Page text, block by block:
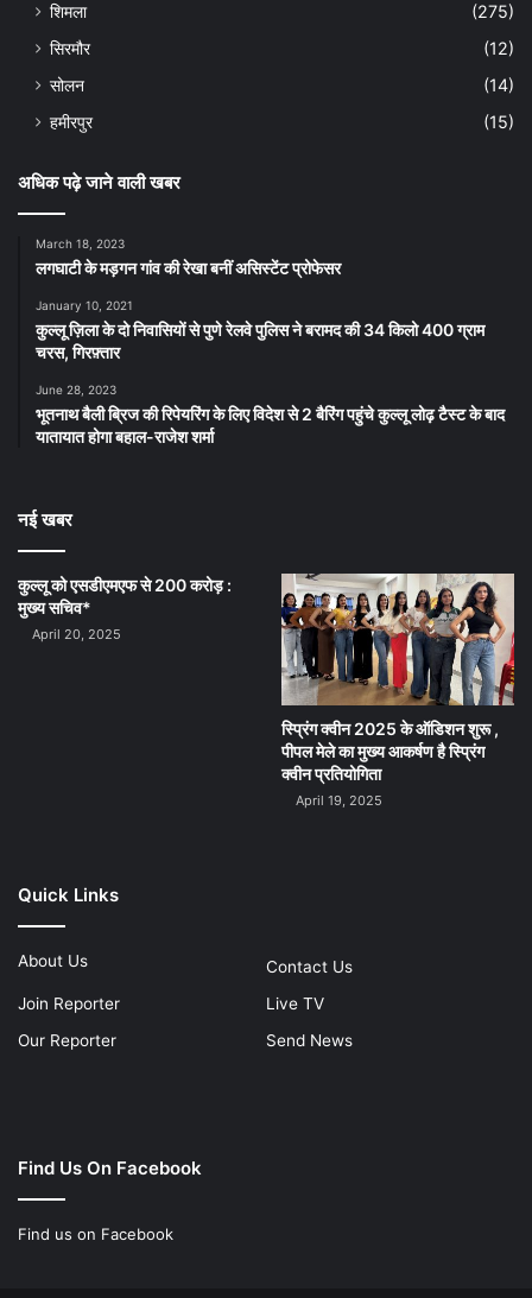
शिमला
(275)
सिरमौर
(12)
सोलन
(14)
हमीरपुर
(15)
अधिक पढ़े जाने वाली खबर
March 18, 2023
लगघाटी के मड़गन गांव की रेखा बनीं असिस्टेंट प्रोफेसर
January 10, 2021
कुल्लू ज़िला के दो निवासियों से पुणे रेलवे पुलिस ने बरामद की 34 किलो 400 ग्राम
चरस, गिरफ़्तार
June 28, 2023
भूतनाथ बैली ब्रिज की रिपेयरिंग के लिए विदेश से 2 बैरिंग पहुंचे कुल्लू लोढ़ टैस्ट के बाद
यातायात होगा बहाल-राजेश शर्मा
नई खबर
कुल्लू को एसडीएमएफ से 200 करोड़ :
मुख्य सचिव*
April 20, 2025
स्प्रिंग क्वीन 2025 के ऑडिशन शुरू ,
पीपल मेले का मुख्य आकर्षण है स्प्रिंग
क्वीन प्रतियोगिता
April 19, 2025
Quick Links
About Us
Contact Us
Join Reporter
Live TV
Our Reporter
Send News
Find Us On Facebook
Find us on Facebook